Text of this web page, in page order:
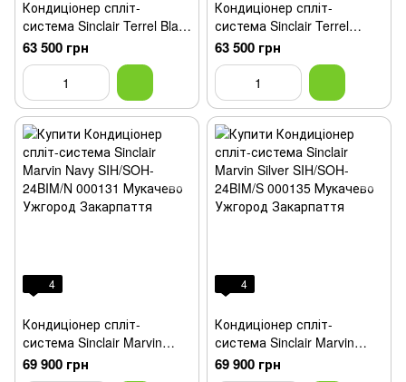
Кондиціонер спліт-
система Sinclair Terrel Black
SIH/SOH-24BIT/B
63 500 грн
Кондиціонер спліт-
система Sinclair Terrel
Silver SIH/SOH-24BIT/S
63 500 грн
4
Кондиціонер спліт-
система Sinclair Marvin
Navy SIH/SOH-24BIM/N
69 900 грн
4
Кондиціонер спліт-
система Sinclair Marvin
Silver SIH/SOH-24BIM/S
69 900 грн